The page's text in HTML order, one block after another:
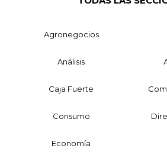
Agronegocios
Análisis
Caja Fuerte
Consumo
Economía